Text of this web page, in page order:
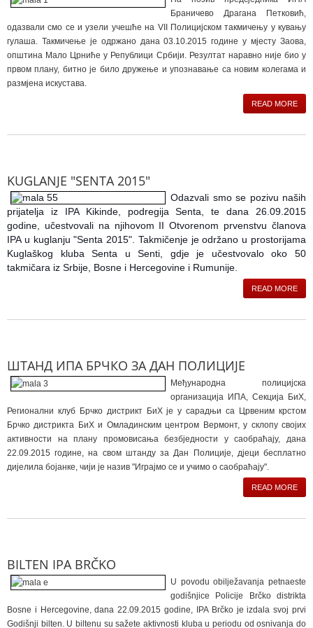
Браничево Драгана Петковић,
одазвали смо се и узели учешће на VII Полицијском такмичењу у кувању
гулаша. Такмичење је одржано дана 03.10.2015 године у мјесту Заова,
општина Мало Црниће у Републици Србији. Резултат наравно није био у
првом плану, битно је било дружење и упознавање са новим колегама и
размјена искустава.
READ MORE
KUGLANJE "SENTA 2015"
Odazvali smo se pozivu naših
prijatelja iz IPA Kikinde, podregija Senta, te dana 26.09.2015
godine, učestvovali na njihovom II Otvorenom prvenstvu članova
IPA u kuglanju "Senta 2015". Takmičenje je održano u prostorijama
Kuglaškog kluba Senta u Senti, gdje je učestvovalo oko 50
takmičara iz Srbije, Bosne i Hercegovine i Rumunije.
READ MORE
ШТАНД ИПА БРЧКО ЗА ДАН ПОЛИЦИЈЕ
Међународна полицијска
организација ИПА, Секција БиХ,
Регионални клуб Брчко дистрикт БиХ је у сарадњи са Црвеним крстом
Брчко дистрикта БиХ и Омладинским центром Вермонт, у склопу својих
активности на плану промовисања безбједности у саобраћају, дана
22.09.2015 године, на свом штанду за Дан Полиције, дјеци бесплатно
дијелила бојанке, чији је назив "Играјмо се и учимо о саобраћају".
READ MORE
BILTEN IPA BRČKO
U povodu obilježavanja petnaeste
godišnjice Policije Brčko distrikta
Bosne i Hercegovine, dana 22.09.2015 godine, IPA Brčko je izdala svoj prvi
Godišnji bilten. U biltenu su sažete aktivnosti kluba u periodu od osnivanja do